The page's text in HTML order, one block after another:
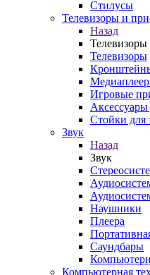
Стилусы
Телевизоры и
Назад
Телевизоры
Телевизоры
Игровые
Стойки для
Звук
Назад
Звук
Наушники
Плеера
Саундбары
Компьютерная